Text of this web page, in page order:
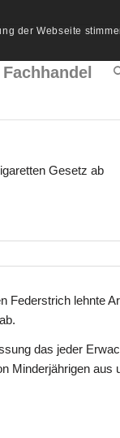
Fachhandel
Gesetz ab
Federstrich lehnte
das jeder
Minderjährigen
der Webseite